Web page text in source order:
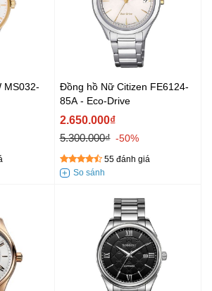
MS032-
Đồng hồ Nữ Citizen FE6124-
85A - Eco-Drive
2.650.000₫
5.300.000₫ -50%
55 đánh giá